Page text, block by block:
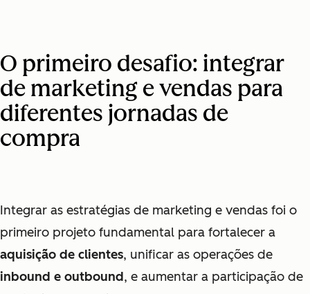
O primeiro desafio: integrar
de marketing e vendas para
diferentes jornadas de
compra
Integrar as estratégias de marketing e vendas foi o
primeiro projeto fundamental para fortalecer a
aquisição de clientes, unificar as operações de
inbound e outbound, e aumentar a participação de